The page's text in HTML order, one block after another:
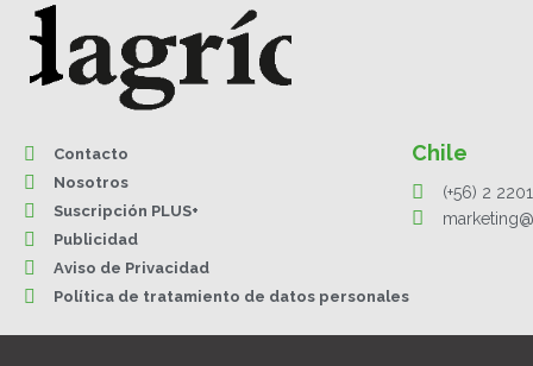
Contacto
Nosotros
Suscripción PLUS+
Publicidad
Aviso de Privacidad
Política de tratamiento de datos personales
Chile
(+56) 2